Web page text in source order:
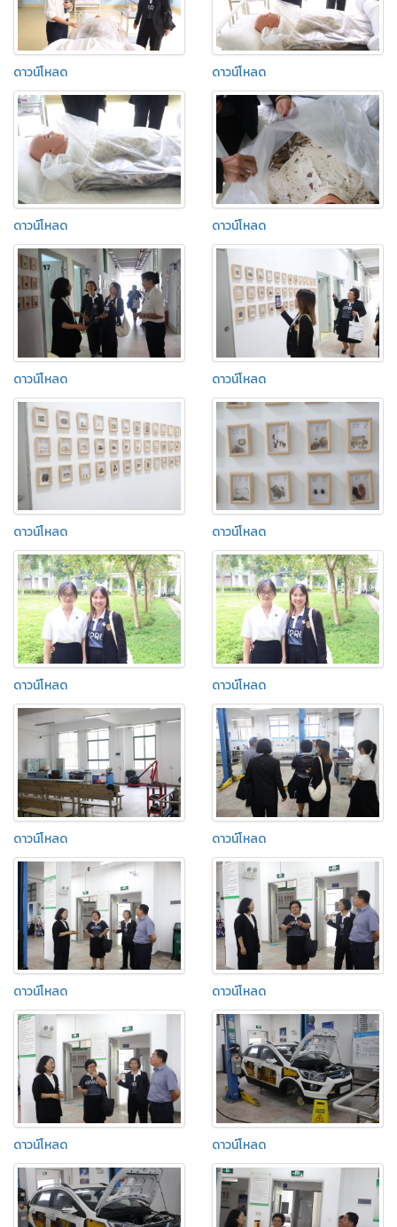
ดาวน์โหลด ดาวน์โหลด
ดาวน์โหลด ดาวน์โหลด
ดาวน์โหลด ดาวน์โหลด
ดาวน์โหลด ดาวน์โหลด
ดาวน์โหลด ดาวน์โหลด
ดาวน์โหลด ดาวน์โหลด
ดาวน์โหลด ดาวน์โหลด
ดาวน์โหลด ดาวน์โหลด